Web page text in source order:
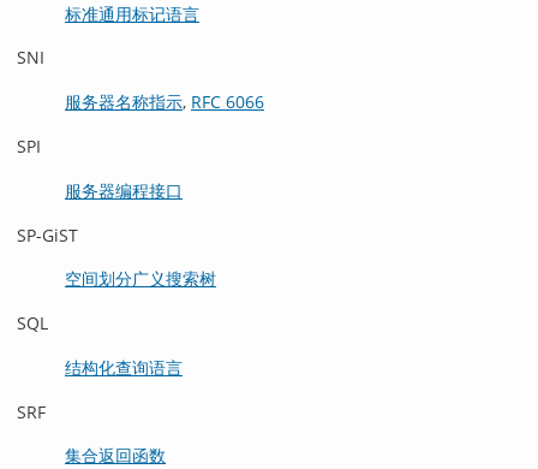
标准通用标记语言
SNI
服务器名称指示, RFC 6066
SPI
服务器编程接口
SP-GiST
空间划分广义搜索树
SQL
结构化查询语言
SRF
集合返回函数